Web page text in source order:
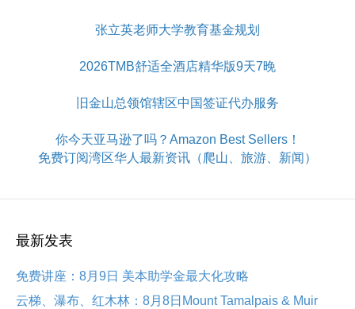
张立英老师大学教育基金规划
2026TMB舒适全酒店精华版9天7晚
旧金山总领馆辖区中国签证代办服务
你今天亚马逊了吗？Amazon Best Sellers！
免费订阅湾区华人最新资讯（爬山、旅游、新闻）
最新发表
免费讲座：8月9日 美本助学金最大化攻略
云梯、瀑布、红木林：8月8日Mount Tamalpais & Muir